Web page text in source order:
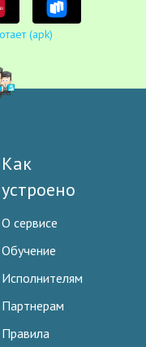
(apk)
Как
устроено
О сервисе
Обучение
Исполнителям
Партнерам
Правила